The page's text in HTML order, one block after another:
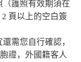
護照有效期須在
頁以上的空白簽
需您自行確認，
證，外國籍客人